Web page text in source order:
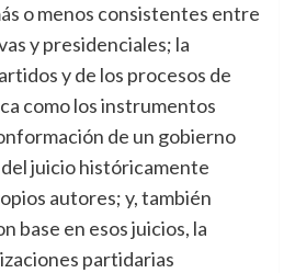
o menos consistentes entre
y presidenciales; la
y de los procesos de
como los instrumentos
de un gobierno
juicio históricamente
autores; y, también
base en esos juicios, la
partidarias